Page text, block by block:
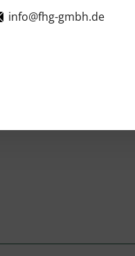
info@fhg-gmbh.de